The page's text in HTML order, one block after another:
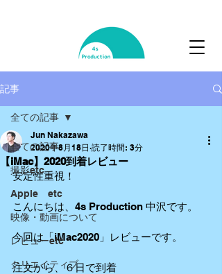
記事
全ての記事
撮影etc
Apple etc
映像・動画について
レビューetc
クリエイティブ
全ての記事
【iMac】2020到着レビュー
Jun Nakazawa
2020年8月18日 読了時間: 3分
安定性重視！
こんにちは、4s Production 中沢です。
今回は「iMac2020」レビューです。
注文から、６日で到着